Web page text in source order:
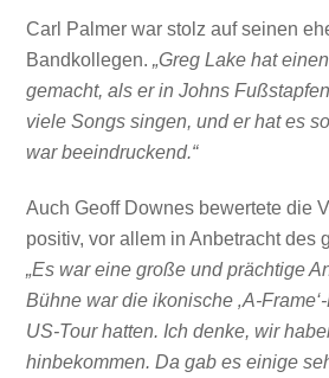
Carl Palmer war stolz auf seinen
Bandkollegen.„Greg Lake hat
gemacht, als er in Johns
viele Songs singen, und er hat es
war beeindruckend.“
Auch Geoff Downes bewertete die
positiv, vor allem in Anbetracht des
„Es war eine große und prächtige
Bühne war die ikonische ‚A-
US-Tour hatten. Ich denke, wir
hinbekommen. Da gab es einige